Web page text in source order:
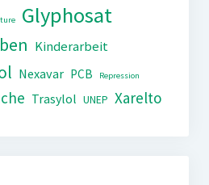
Glyphosat
Kinderarbeit
Nexavar PCB Repression
Trasylol UNEP Xarelto